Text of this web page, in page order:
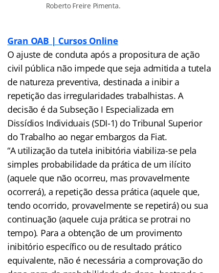
Roberto Freire Pimenta.
Gran OAB | Cursos Online
O ajuste de conduta após a propositura de ação
civil pública não impede que seja admitida a tutela
de natureza preventiva, destinada a inibir a
repetição das irregularidades trabalhistas. A
decisão é da Subseção I Especializada em
Dissídios Individuais (SDI-1) do Tribunal Superior
do Trabalho ao negar embargos da Fiat.
“A utilização da tutela inibitória viabiliza-se pela
simples probabilidade da prática de um ilícito
(aquele que não ocorreu, mas provavelmente
ocorrerá), a repetição dessa prática (aquele que,
tendo ocorrido, provavelmente se repetirá) ou sua
continuação (aquele cuja prática se protrai no
tempo). Para a obtenção de um provimento
inibitório específico ou de resultado prático
equivalente, não é necessária a comprovação do